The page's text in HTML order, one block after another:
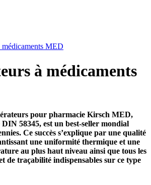
médicaments MED
à médicaments
pour pharmacie Kirsch MED,
58345, est un best-seller mondial
Ce succès s’explique par une qualité
une uniformité thermique et une
au plus haut niveau ainsi que tous les
de traçabilité indispensables sur ce type